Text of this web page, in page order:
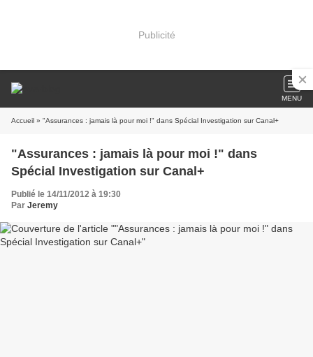
Publicité
MENU
Accueil » "Assurances : jamais là pour moi !" dans Spécial Investigation sur Canal+
"Assurances : jamais là pour moi !" dans
Spécial Investigation sur Canal+
Publié le 14/11/2012 à 19:30
Par Jeremy